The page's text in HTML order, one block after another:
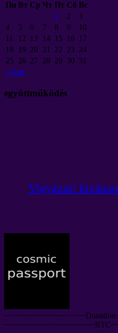
Пн Вт Ср Чт Пт Сб Вс
« Авг
1 2
3
4
5 6 7 8 9
10
11
12 13 14 15 16 17
18
19 20 21 22 23 24
25 26 27 28 29 30 31
együttműködés
Vigyázat!